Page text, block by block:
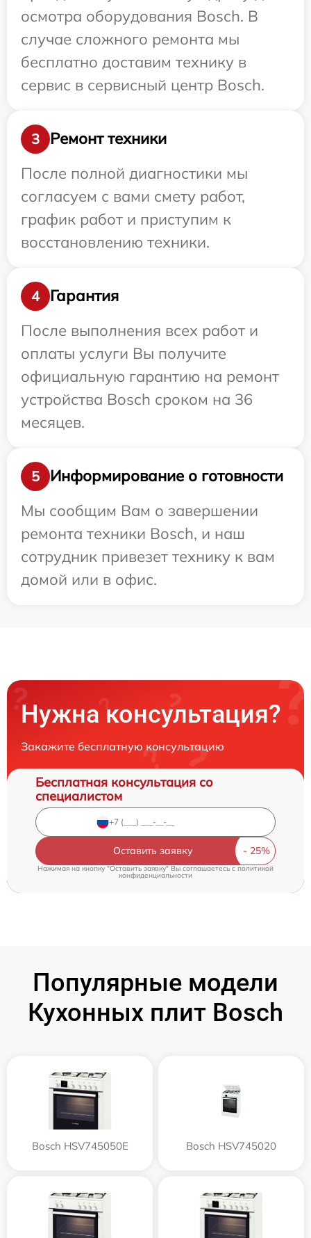
осмотра оборудования Bosch. В
случае сложного ремонта мы
бесплатно доставим технику в
сервис в сервисный центр Bosch.
3
Ремонт техники
После полной диагностики мы
согласуем с вами смету работ,
график работ и приступим к
восстановлению техники.
4
Гарантия
После выполнения всех работ и
оплаты услуги Вы получите
официальную гарантию на ремонт
устройства Bosch сроком на 36
месяцев.
5
Информирование о готовности
Мы сообщим Вам о завершении
ремонта техники Bosch, и наш
сотрудник привезет технику к вам
домой или в офис.
Нужна консультация?
Закажите бесплатную консультацию
Бесплатная консультация со
специалистом
Оставить заявку
Нажимая на кнопку "Оставить заявку" Вы соглашаетесь cполитикой
конфиденциальности
Популярные модели
Кухонных плит Bosch
Bosch HSV745050E Bosch HSV745020